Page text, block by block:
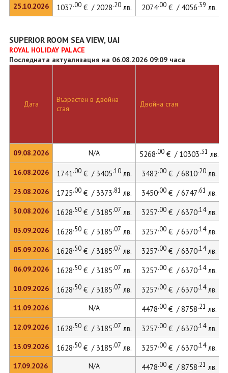
25.10.2026
1037.00€ / 2028.20лв. 2074.00€ / 4056.39 лв.
SUPERIOR ROOM SEA VIEW, UAI
ROYAL HOLIDAY PALACE
Последната актуализация на 06.08.2026 09:09 часа
Дата
09.08.2026
16.08.2026
23.08.2026
30.08.2026
03.09.2026
05.09.2026
06.09.2026
10.09.2026
11.09.2026
12.09.2026
13.09.2026
17.09.2026
Възрастен в двойна
стая
Двойна стая
N/A 5268.00€ / 10303.31 лв.
1741.00€ / 3405.10лв. 3482.00€ / 6810.20лв.
1725.00€ / 3373.81 лв. 3450.00€ / 6747.61 лв.
1628.50€ / 3185.07 лв. 3257.00€ / 6370.14лв.
1628.50€ / 3185.07 лв. 3257.00€ / 6370.14лв.
1628.50€ / 3185.07 лв. 3257.00€ / 6370.14лв.
1628.50€ / 3185.07 лв. 3257.00€ / 6370.14лв.
1628.50€ / 3185.07 лв. 3257.00€ / 6370.14лв.
N/A 4478.00€ / 8758.21 лв.
1628.50€ / 3185.07 лв. 3257.00€ / 6370.14лв.
1628.50€ / 3185.07 лв. 3257.00€ / 6370.14лв.
N/A 4478.00€ / 8758.21 лв.